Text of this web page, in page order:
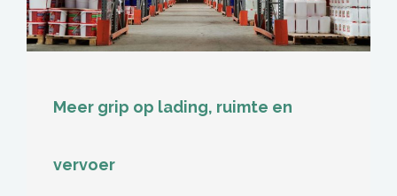
Meer grip op lading, ruimte en
vervoer